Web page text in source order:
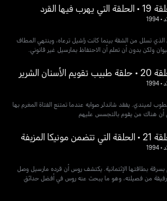
التي يهرب فيها القرد
•
1994
تسلل من الشقة بينما كانت راشيل ترعاه، وينتهي المطاف
ولكن بدون أن تعلم أن الاحتفاظ بمارسيل غير قانوني.
تقويم الأسنان الشرير
•
1994
لميندي. يفقد شاندلر صوابه عندما تمتنع الفتاة المغرم بها
أن هناك من يقوم بالتجسس عليهم
تتضمن مونيكا المزيفة
•
1994
بسرقة بطاقتها الإئتمانية. يكتشف روس أن قرده مارسيل وصل
من فصيلته، وهو ما يبحث عنه روس في أفضل حدائق